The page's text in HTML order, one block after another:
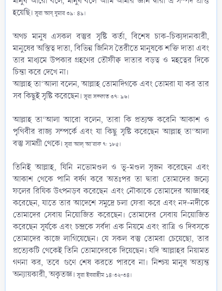
হয়েছি।সূরা আয্ যুমার ৩৯: ৪৯।
অথচ মানুষ এসকল বস্তুর সৃষ্টি কর্তা, বিশেষ চাক-চিক্যদানকারী,
মানুষের অস্তিত্ব দাতা, বিভিন্ন জিনিস তৈরীতে মানুষকে শক্তি দাতা এবং
তার মাধ্যমে উপকার গ্রহণের তৌফীক্ব দাতার বড়ত্ব ও মহত্বের দিকে
চিন্তা করে দেখে না।
আল্লাহ তা‘আলা বলেন, আল্লাহ তোমাদিগকে এবং তোমরা যা কর তার
সব কিছুই সৃষ্টি করেছেন।সূরা সফ্ফাত ৩৭: ৯৬।
আল্লাহ তা‘আলা আরো বলেন, তারা কি প্রত্যক্ষ করেনি আকাশ ও
পৃথিবীর রাজ্য সম্পর্কে এবং যা কিছু সৃষ্টি করেছেন আল্লাহ তা‘আলা
বস্তু সামগ্রী থেকে।সূরা আল্ আ'রাফ ৭: ১৮৫।
তিনিই আল্লাহ, যিনি নভোমণ্ডল ও ভূ-মণ্ডল সৃজন করেছেন এবং
আকাশ থেকে পানি বর্ষণ করে অতঃপর তা দ্বারা তোমাদের জন্যে
ফলের রিযিক উৎপনড়ব করেছেন এবং নৌকাকে তোমাদের আজ্ঞাবহ
করেছেন, যাতে তার আদেশে সমুদ্রে চলা ফেরা করে এবং নদ-নদীকে
তোমাদের সেবায় নিয়োজিত করেছেন। তোমাদের সেবায় নিয়োজিত
করেছেন সূর্যকে এবং চন্দ্রকে সর্বদা এক নিয়মে এবং রাত্রি ও দিবসকে
তোমাদের কাজে লাগিয়েছেন। যে সকল বস্তু তোমরা চেয়েছো, তার
প্রত্যেকটি থেকেই তিনি তোমাদেরকে দিয়েছেন। যদি আল্লাহর নিয়ামত
গণনা কর, তবে গুণে শেষ করতে পারবে না। নিশ্চয় মানুষ অত্যন্ত
অন্যায়কারী, অকৃতজ্ঞ।সূরা ইবরাহীম ১৪:৩২-৩৪।